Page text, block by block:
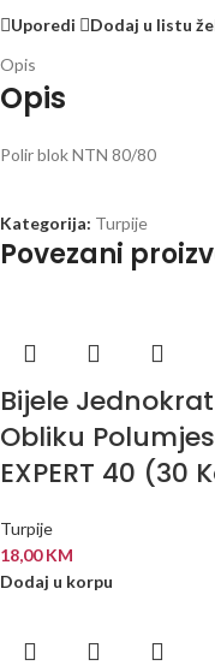
Uporedi
Dodaj u listu
Opis
Opis
Polir blok NTN 80/80
Kategorija: Turpije
Povezani
Bijele
Obliku
EXPERT 40 (30
Turpije
18,00KM
Dodaj u korpu